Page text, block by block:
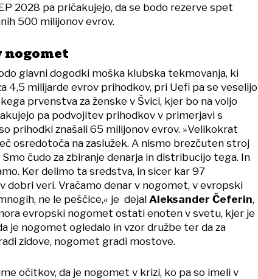
2028 pa pričakujejo, da se bodo rezerve spet
500 milijonov evrov.
nogomet
glavni dogodki moška klubska tekmovanja, ki
4,5 milijarde evrov prihodkov, pri Uefi pa se veselijo
prvenstva za ženske v Švici, kjer bo na voljo
pa podvojitev prihodkov v primerjavi s
prihodki znašali 65 milijonov evrov. »Velikokrat
osredotoča na zaslužek. A nismo brezčuten stroj
čudo za zbiranje denarja in distribucijo tega. In
Ker delimo ta sredstva, in sicer kar 97
dobri veri. Vračamo denar v nogomet, v evropski
ne le peščice,« je dejal Aleksander Čeferin,
evropski nogomet ostati enoten v svetu, kjer je
je nogomet ogledalo in vzor družbe ter da za
zidove, nogomet gradi mostove.
očitkov, da je nogomet v krizi, ko pa so imeli v